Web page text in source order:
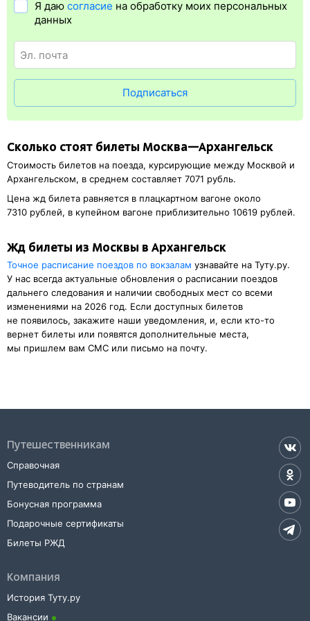
Электронная регистрация доступна почти для всех заказов,
исключение составляют поезда
личности, указанный в электронном ж/д билете. А в случае
отсутствия электронной регистрации еще и распечатка
посадочного купона.
Я даю согласие на обработку моих персональных
данных
Подписаться
Сколько стоят билеты Москва—Архангельск
Стоимость билетов на поезда, курсирующие между Москвой и
Архангельском, в среднем составляет 7071 рубль.
Цена жд билета равняется в плацкартном вагоне около
7310 рублей, в купейном вагоне приблизительно 10619 рублей.
Жд билеты из Москвы в Архангельск
Точное расписание поездов по вокзалам узнавайте на Туту.ру.
У нас всегда актуальные обновления о расписании поездов
дальнего следования и наличии свободных мест со всеми
изменениями на 2026 год. Если доступных билетов
не появилось, закажите наши уведомления, и, если кто-то
вернет билеты или появятся дополнительные места,
мы пришлем вам СМС или письмо на почту.
Путешественникам
Справочная
Путеводитель по странам
Бонусная программа
Подарочные сертификаты
Билеты РЖД
Компания
История Туту.ру
Вакансии